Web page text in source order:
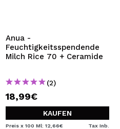
Anua -
Feuchtigkeitsspendende
Milch Rice 70 + Ceramide
(2)
18,99€
KAUFEN
Preis x 100 Ml: 12,66€ Tax Inb.